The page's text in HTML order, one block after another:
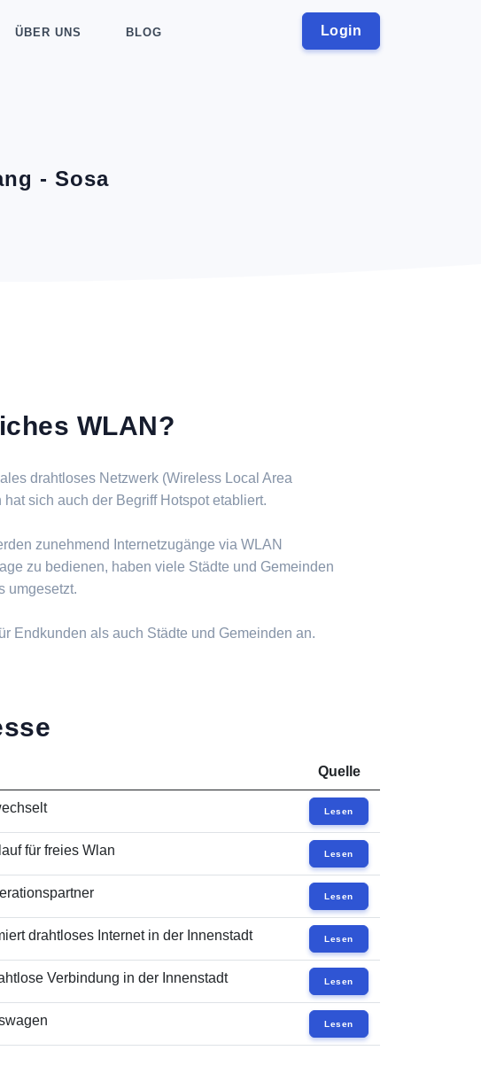
Login
ÜBER UNS BLOG
- Sosa
WLAN?
drahtloses Netzwerk (Wireless Local Area
sich auch der Begriff Hotspot etabliert.
zunehmend Internetzugänge via WLAN
zu bedienen, haben viele Städte und Gemeinden
umgesetzt.
Endkunden als auch Städte und Gemeinden an.
Quelle
Lesen
für freies Wlan Lesen
Lesen
drahtloses Internet in der Innenstadt Lesen
Verbindung in der Innenstadt Lesen
Lesen